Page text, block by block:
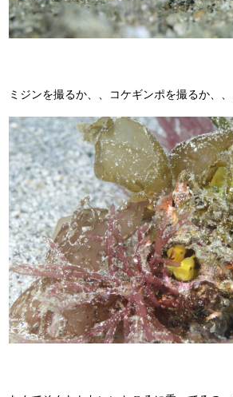
ミジンを撮るか、、コケギンポを撮るか、